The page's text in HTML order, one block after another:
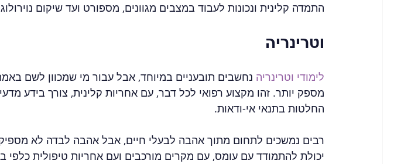
התמדה קלינית ונכונות לעבוד במצבים מגוונים, מספורט ועד שיקום
וטרינריה
לימודי וטרינריה נחשבים תובעניים במיוחד, אבל עבור מי שמכוון לשם
מספק יותר. זהו מקצוע רפואי לכל דבר, עם אחריות קלינית, צורך בידע
החלטות בתנאי אי-ודאות.
רבים נמשכים לתחום מתוך אהבה לבעלי חיים, אבל אהבה לבדה לא
יכולת להתמודד עם עומס, עם מקרים מורכבים ועם אחריות טיפולית כלפי